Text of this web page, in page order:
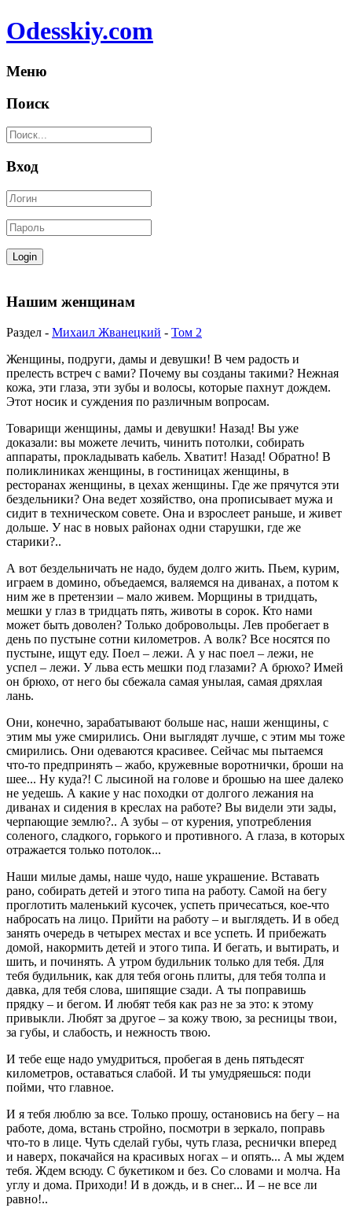
Odesskiy.com
Меню
Поиск
Вход
Нашим женщинам
Раздел - Михаил Жванецкий - Том 2
Женщины, подруги, дамы и девушки! В чем радость и
прелесть встреч с вами? Почему вы созданы такими? Нежная
кожа, эти глаза, эти зубы и волосы, которые пахнут дождем.
Этот носик и суждения по различным вопросам.
Товарищи женщины, дамы и девушки! Назад! Вы уже
доказали: вы можете лечить, чинить потолки, собирать
аппараты, прокладывать кабель. Хватит! Назад! Обратно! В
поликлиниках женщины, в гостиницах женщины, в
ресторанах женщины, в цехах женщины. Где же прячутся эти
бездельники? Она ведет хозяйство, она прописывает мужа и
сидит в техническом совете. Она и взрослеет раньше, и живет
дольше. У нас в новых районах одни старушки, где же
старики?..
А вот бездельничать не надо, будем долго жить. Пьем, курим,
играем в домино, объедаемся, валяемся на диванах, а потом к
ним же в претензии – мало живем. Морщины в тридцать,
мешки у глаз в тридцать пять, животы в сорок. Кто нами
может быть доволен? Только добровольцы. Лев пробегает в
день по пустыне сотни километров. А волк? Все носятся по
пустыне, ищут еду. Поел – лежи. А у нас поел – лежи, не
успел – лежи. У льва есть мешки под глазами? А брюхо? Имей
он брюхо, от него бы сбежала самая унылая, самая дряхлая
лань.
Они, конечно, зарабатывают больше нас, наши женщины, с
этим мы уже смирились. Они выглядят лучше, с этим мы тоже
смирились. Они одеваются красивее. Сейчас мы пытаемся
что-то предпринять – жабо, кружевные воротнички, броши на
шее... Ну куда?! С лысиной на голове и брошью на шее далеко
не уедешь. А какие у нас походки от долгого лежания на
диванах и сидения в креслах на работе? Вы видели эти зады,
черпающие землю?.. А зубы – от курения, употребления
соленого, сладкого, горького и противного. А глаза, в которых
отражается только потолок...
Наши милые дамы, наше чудо, наше украшение. Вставать
рано, собирать детей и этого типа на работу. Самой на бегу
проглотить маленький кусочек, успеть причесаться, кое-что
набросать на лицо. Прийти на работу – и выглядеть. И в обед
занять очередь в четырех местах и все успеть. И прибежать
домой, накормить детей и этого типа. И бегать, и вытирать, и
шить, и починять. А утром будильник только для тебя. Для
тебя будильник, как для тебя огонь плиты, для тебя толпа и
давка, для тебя слова, шипящие сзади. А ты поправишь
прядку – и бегом. И любят тебя как раз не за это: к этому
привыкли. Любят за другое – за кожу твою, за ресницы твои,
за губы, и слабость, и нежность твою.
И тебе еще надо умудриться, пробегая в день пятьдесят
километров, оставаться слабой. И ты умудряешься: поди
пойми, что главное.
И я тебя люблю за все. Только прошу, остановись на бегу – на
работе, дома, встань стройно, посмотри в зеркало, поправь
что-то в лице. Чуть сделай губы, чуть глаза, реснички вперед
и наверх, покачайся на красивых ногах – и опять... А мы ждем
тебя. Ждем всюду. С букетиком и без. Со словами и молча. На
углу и дома. Приходи! И в дождь, и в снег... И – не все ли
равно!..